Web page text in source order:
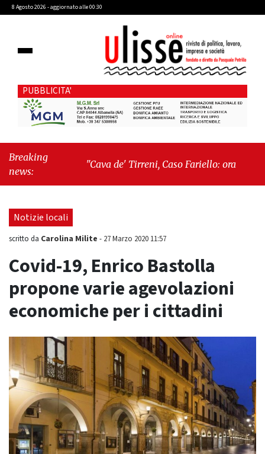
8 Agosto 2026 - aggiornato alle 00:30
PUBBLICITA'
Breaking
news:
"Cava de' Tirreni, Caso Fariello: ora torniamo ai
Notizie locali
scritto da Carolina Milite - 27 Marzo 2020 11:57
Covid-19, Enrico Bastolla
propone varie agevolazioni
economiche per i cittadini